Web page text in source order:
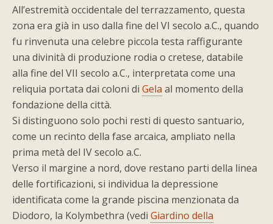
All’estremità occidentale del terrazzamento, questa
zona era già in uso dalla fine del VI secolo a.C., quando
fu rinvenuta una celebre piccola testa raffigurante
una divinità di produzione rodia o cretese, databile
alla fine del VII secolo a.C., interpretata come una
reliquia portata dai coloni di Gela al momento della
fondazione della città.
Si distinguono solo pochi resti di questo santuario,
come un recinto della fase arcaica, ampliato nella
prima metà del IV secolo a.C.
Verso il margine a nord, dove restano parti della linea
delle fortificazioni, si individua la depressione
identificata come la grande piscina menzionata da
Diodoro, la Kolymbethra (vedi Giardino della